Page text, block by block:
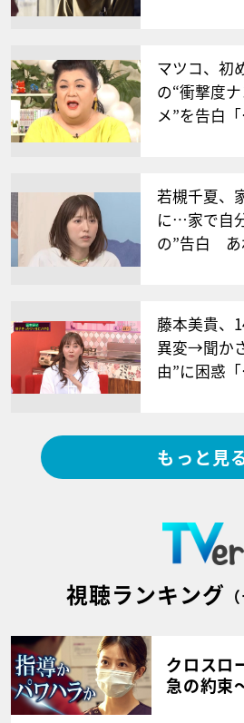
マツコ、初
の“衝撃度
メ”を告白
若槻千夏、
に…家で自
の”告白
藤本美貴、
異変→聞か
由”に困惑
もっと見
視聴ランキング
クロスロ
急の約束